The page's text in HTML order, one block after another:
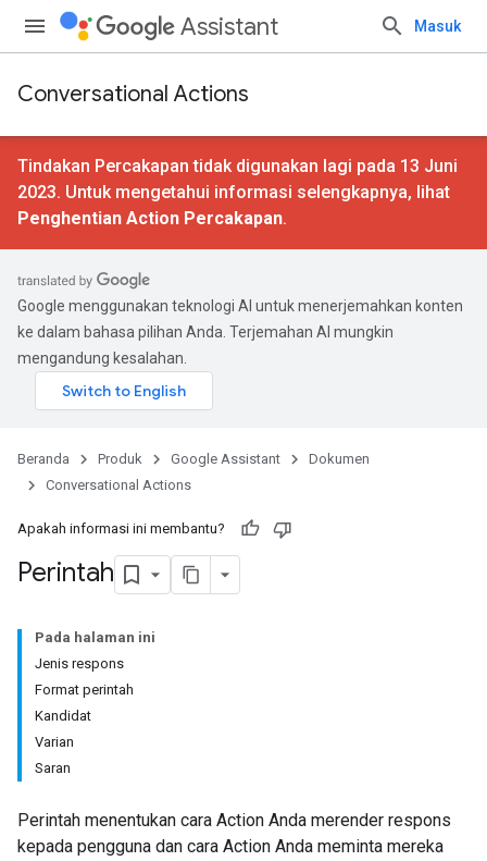
Assistant Masuk
Conversational Actions
Tindakan Percakapan tidak digunakan lagi pada 13 Juni
2023. Untuk mengetahui informasi selengkapnya, lihat
Penghentian Action Percakapan.
Google menggunakan teknologi AI untuk menerjemahkan konten
ke dalam bahasa pilihan Anda. Terjemahan AI mungkin
mengandung kesalahan.
Beranda Produk Google Assistant
Dokumen
Conversational Actions
Apakah informasi ini membantu?
Perintah
Pada halaman ini
Jenis respons
Format perintah
Kandidat
Varian
Saran
Perintah menentukan cara Action Anda merender respons
kepada pengguna dan cara Action Anda meminta mereka